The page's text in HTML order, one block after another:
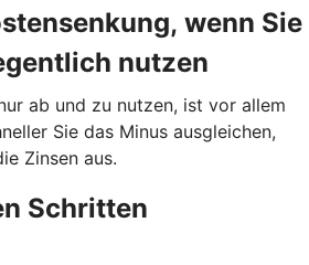
wenn Sie
nutzen
ab und zu nutzen, ist vor allem
Sie das Minus ausgleichen,
Zinsen aus.
Schritten